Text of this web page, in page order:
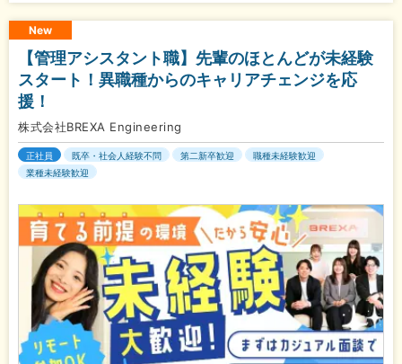
New
【管理アシスタント職】先輩のほとんどが未経験
スタート！異職種からのキャリアチェンジを応
援！
株式会社BREXA Engineering
正社員 既卒・社会人経験不問 第二新卒歓迎
職種未経験歓迎
業種未経験歓迎